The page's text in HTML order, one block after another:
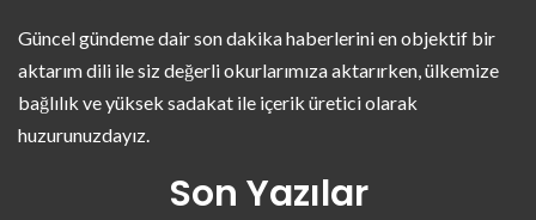
Güncel gündeme dair son dakika haberlerini en objektif bir
aktarım dili ile siz değerli okurlarımıza aktarırken, ülkemize
bağlılık ve yüksek sadakat ile içerik üretici olarak
huzurunuzdayız.
Son Yazılar